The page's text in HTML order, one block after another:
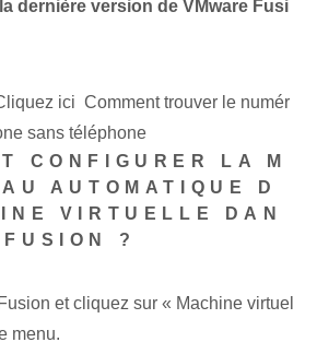
dernière version de VMware Fusi
ici Comment trouver le numér
sans téléphone
CONFIGURER LA M
AUTOMATIQUE D
VIRTUELLE DAN
?
et cliquez sur « Machine virtuel
menu.